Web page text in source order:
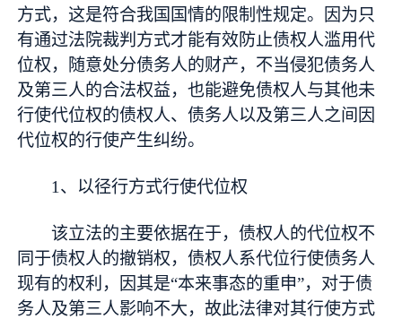
方式，这是符合我国国情的限制性规定。因为只
有通过法院裁判方式才能有效防止债权人滥用代
位权，随意处分债务人的财产，不当侵犯债务人
及第三人的合法权益，也能避免债权人与其他未
行使代位权的债权人、债务人以及第三人之间因
代位权的行使产生纠纷。
1、以径行方式行使代位权
该立法的主要依据在于，债权人的代位权不
同于债权人的撤销权，债权人系代位行使债务人
现有的权利，因其是“本来事态的重申”，对于债
务人及第三人影响不大，故此法律对其行使方式